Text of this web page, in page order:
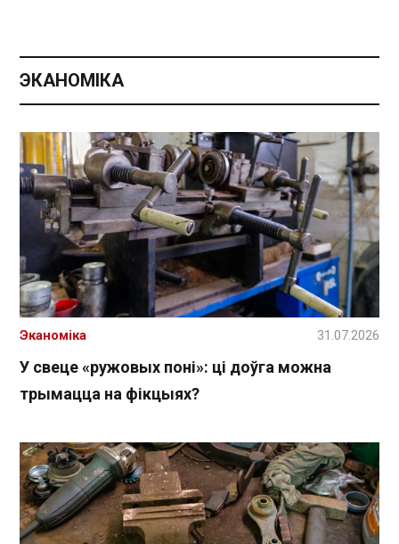
ЭКАНОМІКА
У свеце «ружовых поні»: ці доўга можна
трымацца на фікцыях?
Эканоміка 31.07.2026